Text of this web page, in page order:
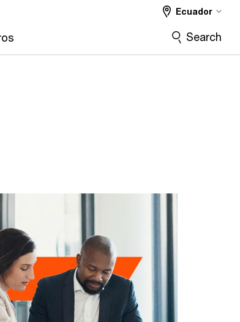
Ecuador
Search